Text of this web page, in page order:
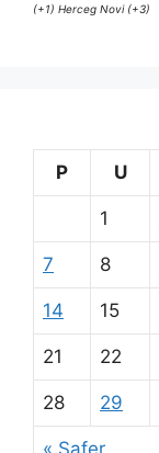
(+1) Herceg Novi (+3)
P
U
« Safer
1
7 8
14 15
21 22
28 29